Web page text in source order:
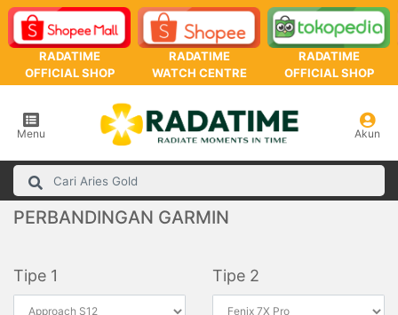
RADATIME
OFFICIAL SHOP
RADATIME
WATCH CENTRE
RADATIME
OFFICIAL SHOP
Menu Akun
PERBANDINGAN GARMIN
Tipe 1 Tipe 2